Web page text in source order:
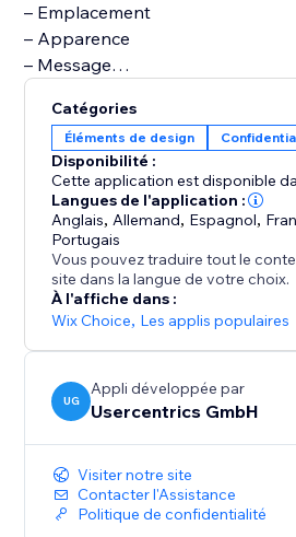
– Emplacement
– Apparence
– Message
– Position et icône du déclencheur
préférences
Le bandeau s’ajuste
supports — ordinateur comme
garantir une expérience
widget de confidentialité intégré
visiteurs de modifier leurs
consentement.
Restez maître de votre
réglementaire en constante
une conformité continue, en
Catégories
Éléments de design
Disponibilité :
Cette application est disponible
Langues de l'application :
Anglais, Allemand, Espagnol,
Portugais
Vous pouvez traduire tout le
site dans la langue de votre choix.
À l'affiche dans :
Wix Choice, Les applis populaires
UG
Appli développée par
Usercentrics GmbH
Visiter notre site
Contacter l'Assistance
Politique de confidentialité